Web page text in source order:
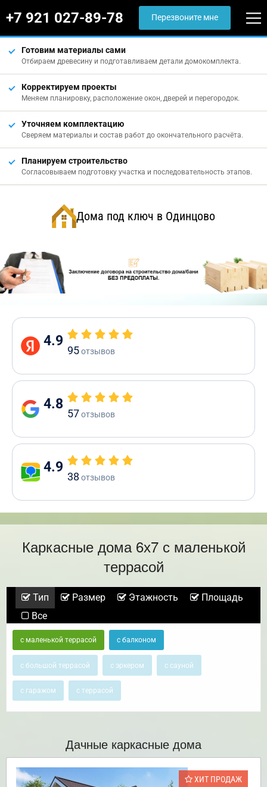
+7 921 027-89-78 Перезвоните мне
Готовим материалы сами
Отбираем древесину и подготавливаем детали домокомплекта.
Корректируем проекты
Меняем планировку, расположение окон, дверей и перегородок.
Уточняем комплектацию
Сверяем материалы и состав работ до окончательного расчёта.
Планируем строительство
Согласовываем подготовку участка и последовательность этапов.
Дома под ключ в Одинцово
4.9
95отзывов
4.8
57отзывов
4.9
38 отзывов
Каркасные дома 6х7 с маленькой
террасой
Тип Размер Этажность
Площадь
Все
с маленькой террасой с балконом
с большой террасой с эркером с сауной
с гаражом с террасой
Дачные каркасные дома
ХИТ ПРОДАЖ